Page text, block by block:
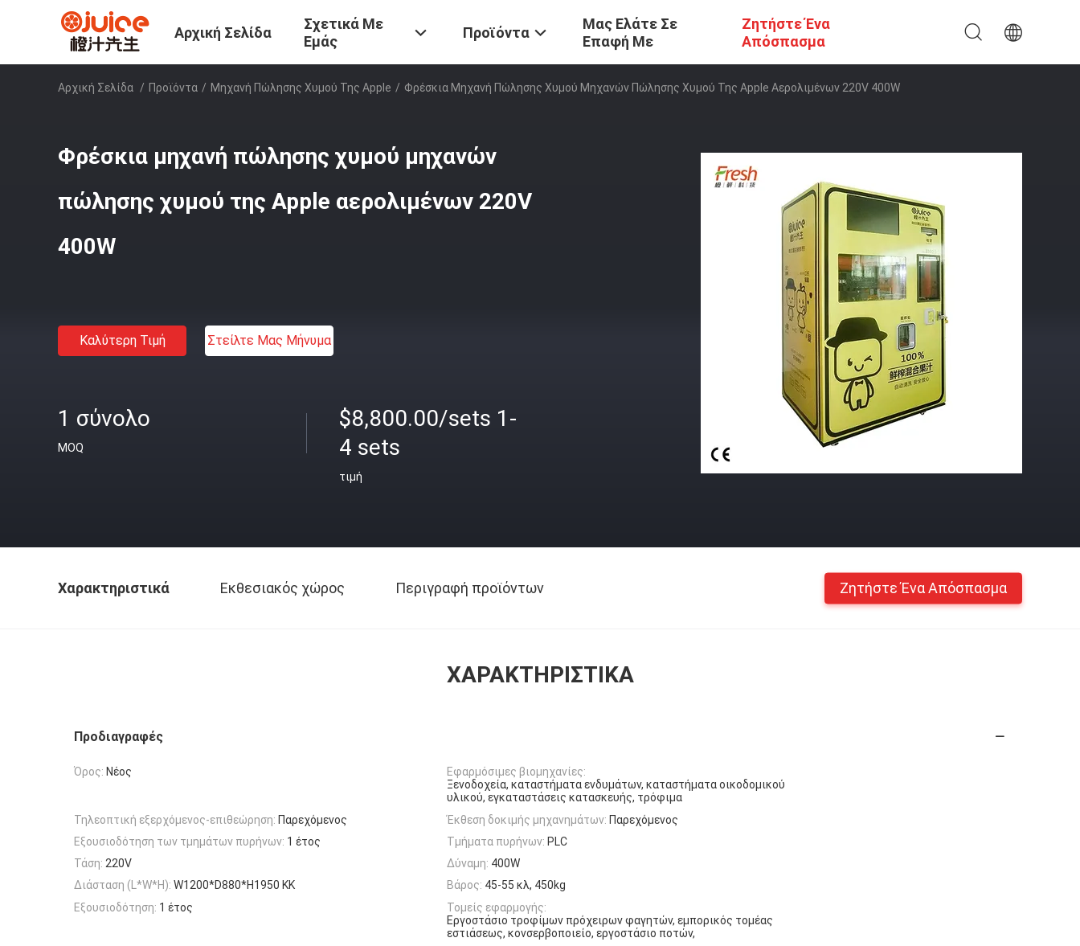
Αρχική Σελίδα
Σχετικά Με
Εμάς
Προϊόντα
Μας Ελάτε Σε
Επαφή Με
Ζητήστε Ένα
Απόσπασμα
Αρχική Σελίδα / Προϊόντα / Μηχανή Πώλησης Χυμού Της Apple / Φρέσκια Μηχανή Πώλησης Χυμού Μηχανών Πώλησης Χυμού Της Apple Αερολιμένων 220V 400W
Φρέσκια μηχανή πώλησης χυμού μηχανών
πώλησης χυμού της Apple αερολιμένων 220V
400W
Καλύτερη Τιμή Στείλτε Μας Μήνυμα
1 σύνολο
MOQ
$8,800.00/sets 1-
4 sets
τιμή
Χαρακτηριστικά Εκθεσιακός χώρος Περιγραφή προϊόντων Ζητήστε Ένα Απόσπασμα
ΧΑΡΑΚΤΗΡΙΣΤΙΚΆ
Προδιαγραφές
Όρος: Νέος
Εφαρμόσιμες βιομηχανίες:
Ξενοδοχεία, καταστήματα ενδυμάτων, καταστήματα οικοδομικού
υλικού, εγκαταστάσεις κατασκευής, τρόφιμα
Τηλεοπτική εξερχόμενος-επιθεώρηση: Παρεχόμενος Έκθεση δοκιμής μηχανημάτων: Παρεχόμενος
Εξουσιοδότηση των τμημάτων πυρήνων: 1 έτος Τμήματα πυρήνων: PLC
Τάση: 220V Δύναμη: 400W
Διάσταση (L*W*H): W1200*D880*H1950 ΚΚ Βάρος: 45-55 κλ, 450kg
Εξουσιοδότηση: 1 έτος
Τομείς εφαρμογής:
Εργοστάσιο τροφίμων πρόχειρων φαγητών, εμπορικός τομέας
εστιάσεως, κονσερβοποιείο, εργοστάσιο ποτών,